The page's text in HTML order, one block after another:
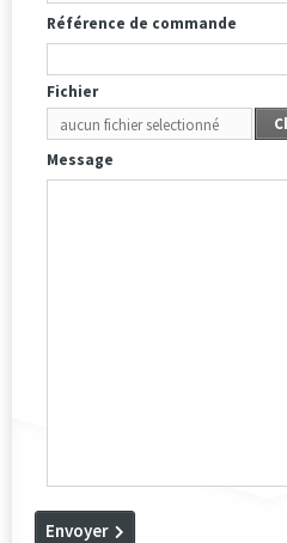
Référence de commande
Fichier
aucun fichier selectionné
Message
Envoyer